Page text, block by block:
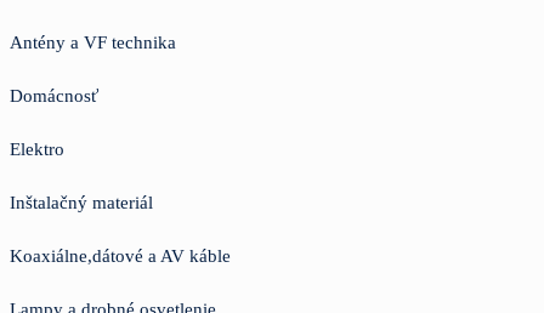
Antény a VF technika
Domácnosť
Elektro
Inštalačný materiál
Koaxiálne,dátové a AV káble
Lampy a drobné osvetlenie